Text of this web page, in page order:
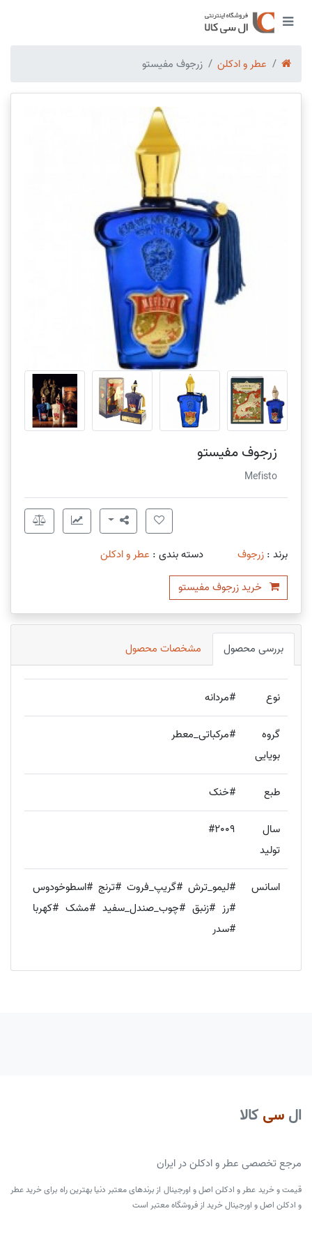
عطر و ادکلن زرجوف مفیستو
زرجوف مفیستو
Mefisto
برند : زرجوف دسته بندی : عطر و ادکلن
خرید زرجوف مفیستو
بررسی محصول مشخصات محصول
نوع #مردانه
گروه
بویایی
#مرکباتی_معطر
طبع #خنک
سال
تولید
#2009
اسانس
#لیمو_ترش #گریپ_فروت #ترنج #اسطوخودوس
#رز #زنبق #چوب_صندل_سفید #مشک #کهربا
#سدر
ال سی کالا
مرجع تخصصی عطر و ادکلن در ایران
قیمت و خرید عطر و ادکلن اصل و اورجینال از برندهای معتبر دنیا بهترین راه برای خرید عطر
و ادکلن اصل و اورجینال خرید از فروشگاه معتبر است